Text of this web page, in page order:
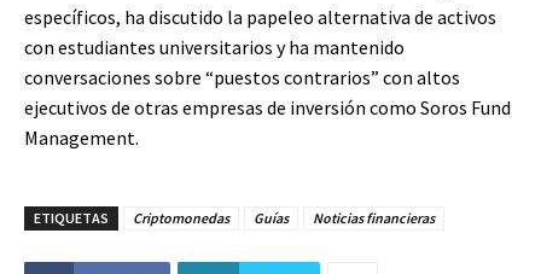
específicos, ha discutido la papeleo alternativa de activos
con estudiantes universitarios y ha mantenido
conversaciones sobre “puestos contrarios” con altos
ejecutivos de otras empresas de inversión como Soros Fund
Management.
ETIQUETAS Criptomonedas Guías Noticias financieras